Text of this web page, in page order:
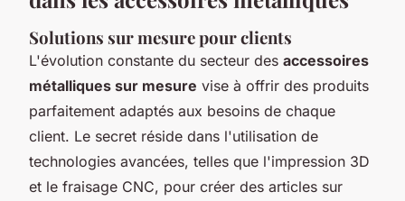
Solutions sur mesure pour clients
L'évolution constante du secteur des accessoires
métalliques sur mesure vise à offrir des produits
parfaitement adaptés aux besoins de chaque
client. Le secret réside dans l'utilisation de
technologies avancées, telles que l'impression 3D
et le fraisage CNC, pour créer des articles sur